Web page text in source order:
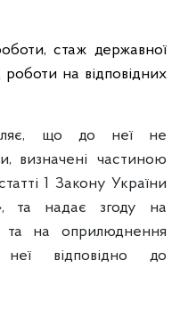
стаж державної
роботи на відповідних
що до неї не
визначені частиною
1 Закону України
та надає згоду на
та на оприлюднення
неї відповідно до